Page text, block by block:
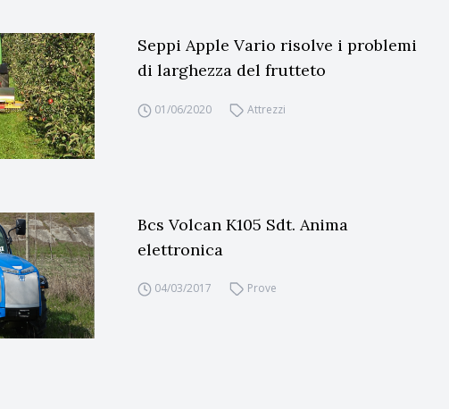
Seppi Apple Vario risolve i problemi
di larghezza del frutteto
01/06/2020 Attrezzi
Bcs Volcan K105 Sdt. Anima
elettronica
04/03/2017 Prove